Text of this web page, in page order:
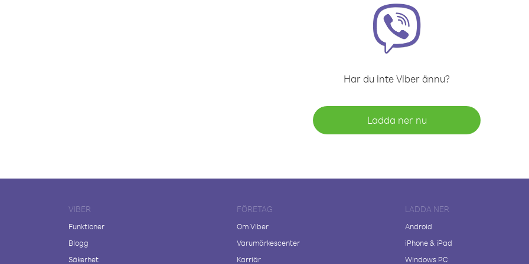
Har du inte Viber ännu?
Ladda ner nu
VIBER
Funktioner
Blogg
Säkerhet
FÖRETAG
Om Viber
Varumärkescenter
Karriär
LADDA NER
Android
iPhone & iPad
Windows PC